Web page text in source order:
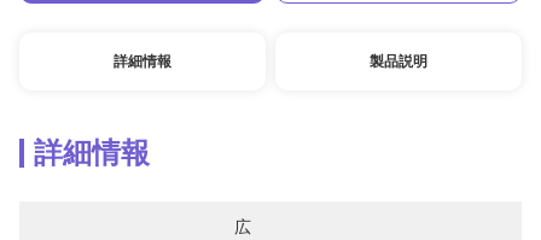
詳細情報 製品説明
詳細情報
広